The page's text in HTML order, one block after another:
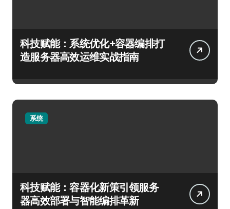
科技赋能：系统优化+容器编排打
造服务器高效运维实战指南
系统
科技赋能：容器化新策引领服务
器高效部署与智能编排革新